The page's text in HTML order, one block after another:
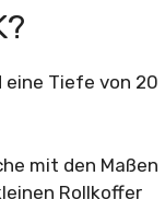
eine Tiefe von 20
mit den Maßen
Rollkoffer